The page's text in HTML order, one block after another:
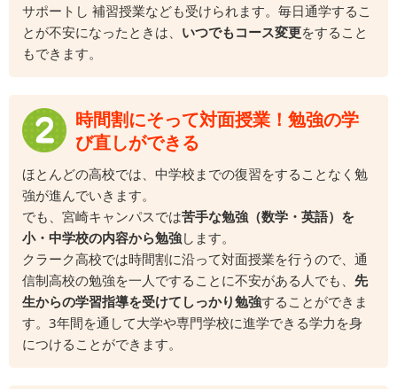
サポートし 補習授業なども受けられます。毎日通学するこ
とが不安になったときは、 いつでもコース変更をすること
もできます。
時間割にそって対面授業！勉強の学
び直しができる
ほとんどの高校では、中学校までの復習をすることなく勉
強が進んでいきます。
でも、宮崎キャンパスでは苦手な勉強（数学・英語）を
小・中学校の内容から勉強します。
クラーク高校では時間割に沿って対面授業を行うので、通
信制高校の勉強を一人ですることに不安がある人でも、 先
生からの学習指導を受けてしっかり勉強することができま
す。3年間を通して大学や専門学校に進学できる学力を身
につけることができます。